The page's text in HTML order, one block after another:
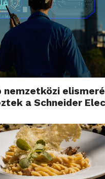
S5 Active
van WiFi (a/b/g/n/
A-GPS GLONASS
közül az minden
nemzetközi
a Schneider